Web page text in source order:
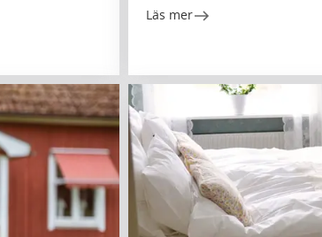
Läs mer